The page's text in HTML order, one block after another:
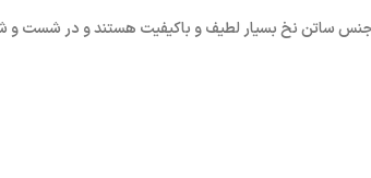
ساتن نخ بسیار لطیف و باکیفیت هستند و در شست و شو